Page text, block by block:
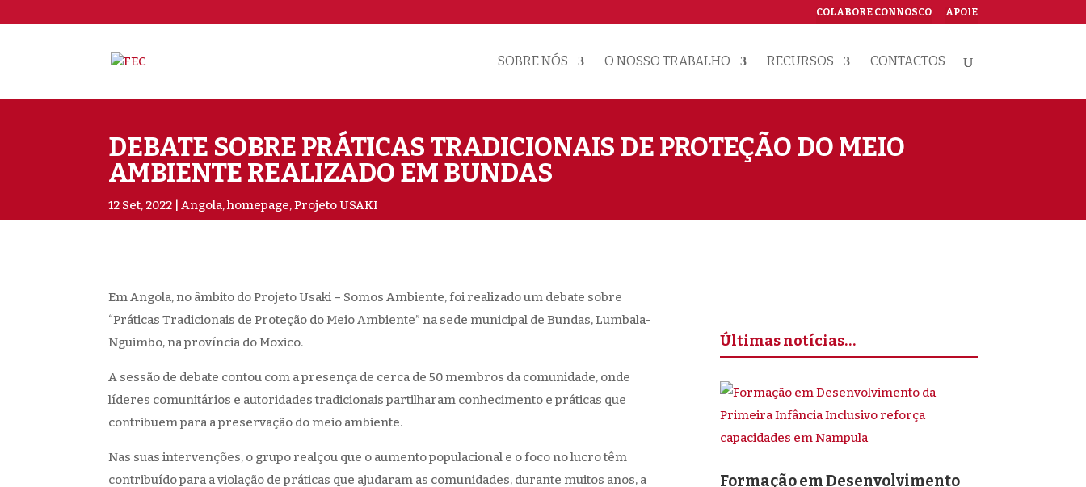
COLABORE CONNOSCO APOIE
SOBRE NÓS O NOSSO TRABALHO RECURSOS CONTACTOS
DEBATE SOBRE PRÁTICAS TRADICIONAIS DE PROTEÇÃO DO MEIO
AMBIENTE REALIZADO EM BUNDAS
12 Set, 2022 Angola,homepage,Projeto USAKI
Em Angola, no âmbito do Projeto Usaki – Somos Ambiente, foi realizado um debate sobre
“Práticas Tradicionais de Proteção do Meio Ambiente” na sede municipal de Bundas, Lumbala-
Nguimbo, na província do Moxico.
A sessão de debate contou com a presença de cerca de 50 membros da comunidade, onde
líderes comunitários e autoridades tradicionais partilharam conhecimento e práticas que
contribuem para a preservação do meio ambiente.
Nas suas intervenções, o grupo realçou que o aumento populacional e o foco no lucro têm
contribuído para a violação de práticas que ajudaram as comunidades, durante muitos anos, a
Últimas notícias…
Formação em Desenvolvimento